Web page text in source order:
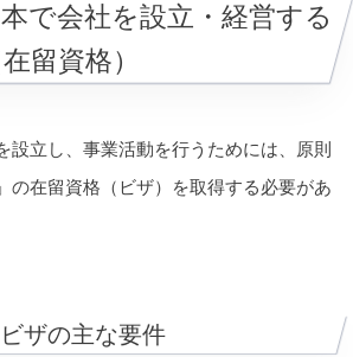
で会社を設立・経営する
留資格）
設立し、事業活動を行うためには、原則
」の在留資格（ビザ）を取得する必要があ
ザの主な要件